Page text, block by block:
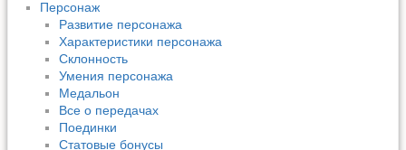
Персонаж
Развитие персонажа
Характеристики персонажа
Склонность
Умения персонажа
Медальон
Все о передачах
Поединки
Статовые бонусы